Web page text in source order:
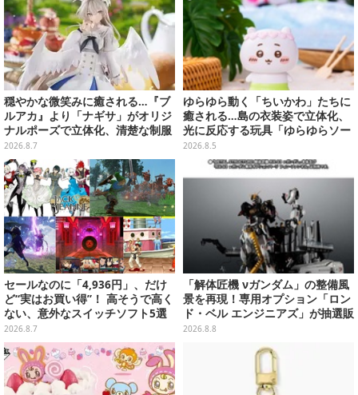
穏やかな微笑みに癒される…『ブ
ルアカ』より「ナギサ」がオリジ
ナルポーズで立体化、清楚な制服
は白の彩色にこだわり
2026.8.7
ゆらゆら動く「ちいかわ」たちに
癒される…島の衣装姿で立体化、
光に反応する玩具「ゆらゆらソー
ラー」全8種が全国アミューズメ
ント施設にて展開
2026.8.5
セールなのに「4,936円」、だけ
ど“実はお買い得”！ 高そうで高く
ない、意外なスイッチソフト5選
2026.8.7
「解体匠機 νガンダム」の整備風
景を再現！専用オプション「ロン
ド・ベル エンジニアズ」が抽選販
売
2026.8.8